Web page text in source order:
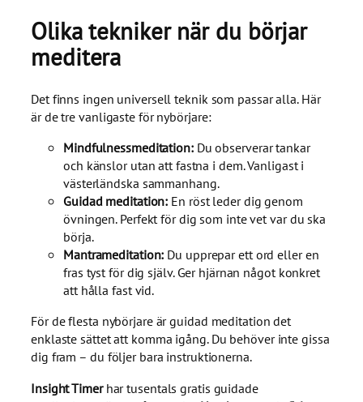
Olika tekniker när du börjar
meditera
Det finns ingen universell teknik som passar alla. Här
är de tre vanligaste för nybörjare:
Mindfulnessmeditation:Du observerar tankar
och känslor utan att fastna i dem. Vanligast i
västerländska sammanhang.
Guidad meditation: En röst leder dig genom
övningen. Perfekt för dig som inte vet var du ska
börja.
Mantrameditation: Du upprepar ett ord eller en
fras tyst för dig själv. Ger hjärnan något konkret
att hålla fast vid.
För de flesta nybörjare är guidad meditation det
enklaste sättet att komma igång. Du behöver inte gissa
dig fram – du följer bara instruktionerna.
Insight Timerhar tusentals gratis guidade